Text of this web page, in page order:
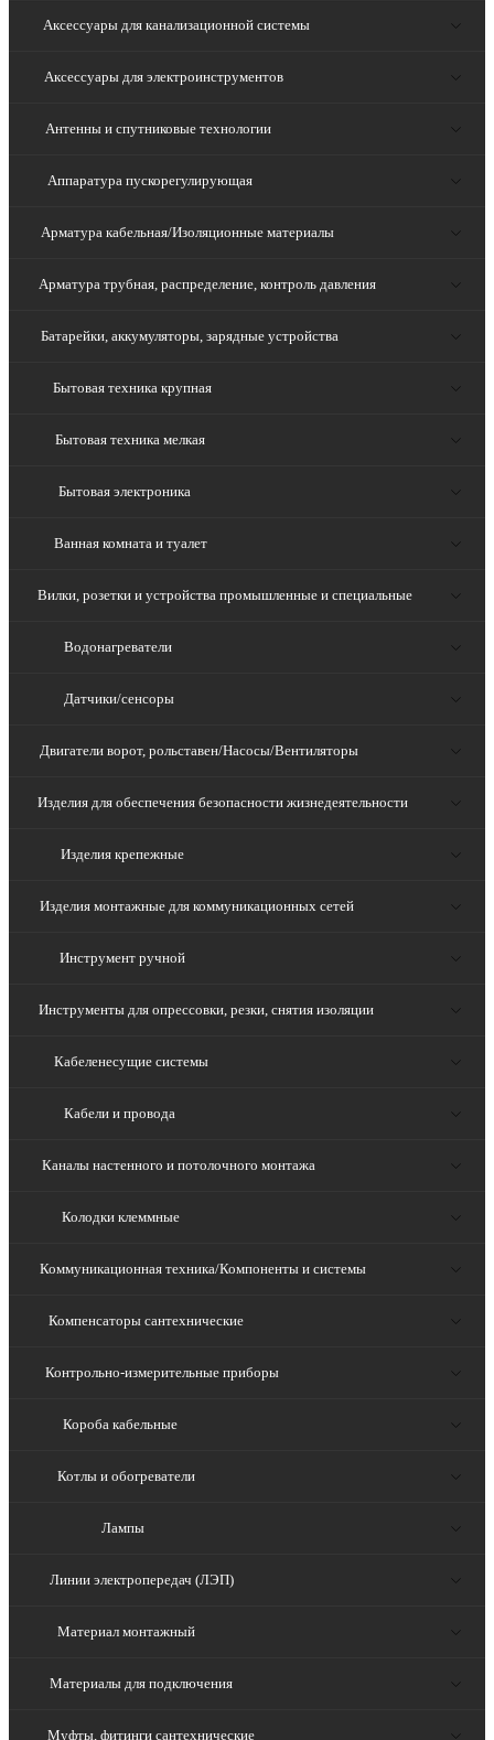
Аксессуары для канализационной системы
Аксессуары для электроинструментов
Антенны и спутниковые технологии
Аппаратура пускорегулирующая
Арматура кабельная/Изоляционные материалы
Арматура трубная, распределение, контроль давления
Батарейки, аккумуляторы, зарядные устройства
Бытовая техника крупная
Бытовая техника мелкая
Бытовая электроника
Ванная комната и туалет
Вилки, розетки и устройства промышленные и специальные
Водонагреватели
Датчики/сенсоры
Двигатели ворот, рольставен/Насосы/Вентиляторы
Изделия для обеспечения безопасности жизнедеятельности
Изделия крепежные
Изделия монтажные для коммуникационных сетей
Инструмент ручной
Инструменты для опрессовки, резки, снятия изоляции
Кабеленесущие системы
Кабели и провода
Каналы настенного и потолочного монтажа
Колодки клеммные
Коммуникационная техника/Компоненты и системы
Компенсаторы сантехнические
Контрольно-измерительные приборы
Короба кабельные
Котлы и обогреватели
Лампы
Линии электропередач (ЛЭП)
Материал монтажный
Материалы для подключения
Муфты, фитинги сантехнические